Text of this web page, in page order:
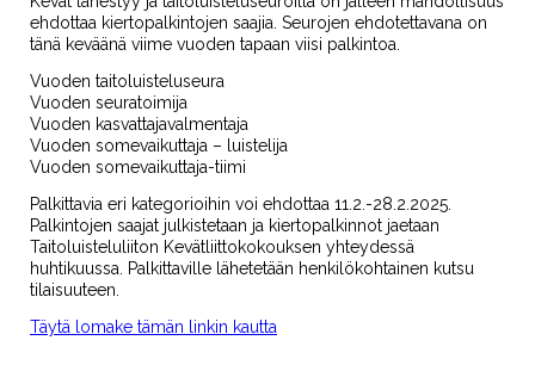
ehdottaa kiertopalkintojen saajia. Seurojen ehdotettavana on
tänä keväänä viime vuoden tapaan viisi palkintoa.
Vuoden taitoluisteluseura
Vuoden seuratoimija
Vuoden kasvattajavalmentaja
Vuoden somevaikuttaja – luistelija
Vuoden somevaikuttaja-tiimi
Palkittavia eri kategorioihin voi ehdottaa 11.2.-28.2.2025.
Palkintojen saajat julkistetaan ja kiertopalkinnot jaetaan
Taitoluisteluliiton Kevätliittokokouksen yhteydessä
huhtikuussa. Palkittaville lähetetään henkilökohtainen kutsu
tilaisuuteen.
Täytä lomake tämän linkin kautta